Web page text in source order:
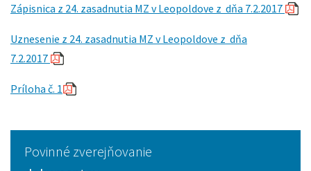
Zápisnica z 24. zasadnutia MZ v Leopoldove z dňa 7.2.2017
Uznesenie z 24. zasadnutia MZ v Leopoldove z dňa
7.2.2017
Príloha č. 1
Povinné zverejňovanie